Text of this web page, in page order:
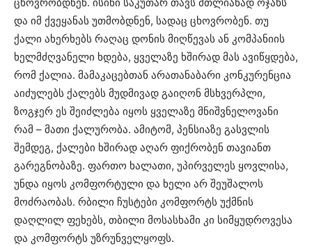
და იმ ქვეყანას უთმობდნენ, სადაც ცხოვრობენ. თუ
ქალი ახერხებს რაღაც დონის მიღწევას ან კომპანიის
ხელმძღვანელი ხდება, ყველაზე ხშირად მას ავიწყდება,
რომ ქალია. მამაკაცებთან არათანაბარი კონკურენცია
აიძულებს ქალებს მუდმივად გაიღონ მსხვერპლი,
ზოგჯერ ეს შეიძლება იყოს ყველაზე მნიშვნელოვანი
რამ – მათი ქალურობა. ამიტომ, პენსიაზე გასვლის
შემდეგ, ქალები ხშირად აღარ ფიქრობენ თავიანთ
გარეგნობაზე. ფართო ხალათი, უპირველეს ყოვლისა,
უნდა იყოს კომფორტული და ხელი არ შეუშალოს
მოძრაობას. რბილი ჩუსტები კომფორტს უქმნის
დაღლილ ფეხებს, თბილი მოსასხამი კი სიმყუდროვესა
და კომფორტს უზრუნველყოფს.